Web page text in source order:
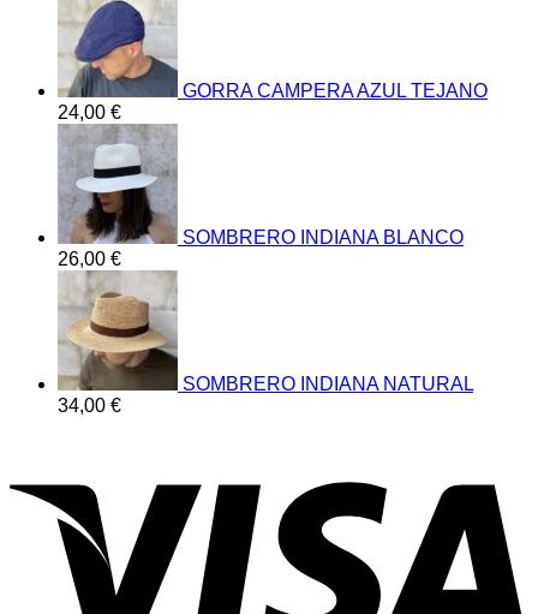
GORRA CAMPERA AZUL TEJANO
24,00 €
SOMBRERO INDIANA BLANCO
26,00 €
SOMBRERO INDIANA NATURAL
34,00 €